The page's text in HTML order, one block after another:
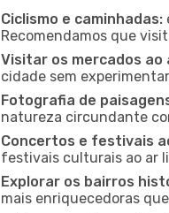
Ciclismo e caminhadas:
Recomendamos que
Visitar os mercados ao
cidade sem
Fotografia de
natureza circundante
Concertos e festivais
festivais culturais ao ar
Explorar os bairros
mais enriquecedoras